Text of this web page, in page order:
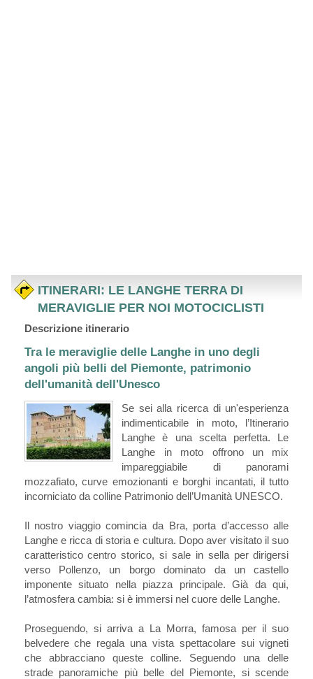
ITINERARI: LE LANGHE TERRA DI
MERAVIGLIE PER NOI MOTOCICLISTI
Descrizione itinerario
Tra le meraviglie delle Langhe in uno degli
angoli più belli del Piemonte, patrimonio
dell'umanità dell'Unesco
Se sei alla ricerca di un'esperienza
indimenticabile in moto, l’Itinerario
Langhe è una scelta perfetta. Le
Langhe in moto offrono un mix
impareggiabile di panorami
mozzafiato, curve emozionanti e borghi incantati, il tutto
incorniciato da colline Patrimonio dell’Umanità UNESCO.
Il nostro viaggio comincia da Bra, porta d’accesso alle
Langhe e ricca di storia e cultura. Dopo aver visitato il suo
caratteristico centro storico, si sale in sella per dirigersi
verso Pollenzo, un borgo dominato da un castello
imponente situato nella piazza principale. Già da qui,
l’atmosfera cambia: si è immersi nel cuore delle Langhe.
Proseguendo, si arriva a La Morra, famosa per il suo
belvedere che regala una vista spettacolare sui vigneti
che abbracciano queste colline. Seguendo una delle
strade panoramiche più belle del Piemonte, si scende